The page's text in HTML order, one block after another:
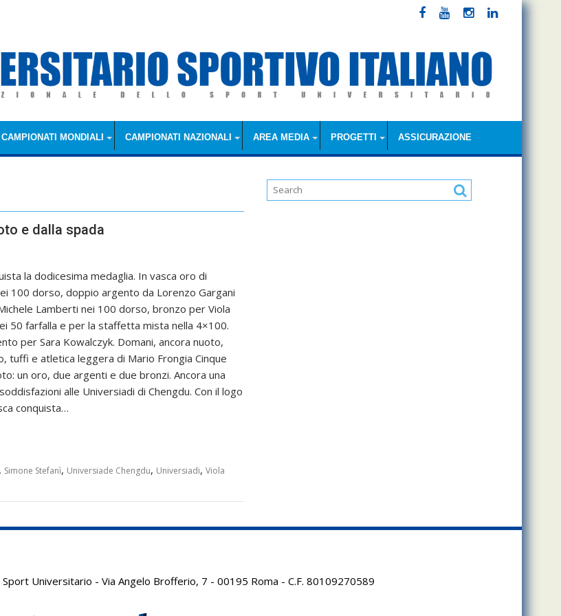
CAMPIONATI MONDIALI CAMPIONATI NAZIONALI AREA MEDIA PROGETTI ASSICURAZIONE
e dalla spada
la dodicesima medaglia. In vasca oro di
100 dorso, doppio argento da Lorenzo Gargani
Lamberti nei 100 dorso, bronzo per Viola
50 farfalla e per la staffetta mista nella 4×100.
per Sara Kowalczyk. Domani, ancora nuoto,
tuffi e atletica leggera di Mario Frongia Cinque
un oro, due argenti e due bronzi. Ancora una
alle Universiadi di Chengdu. Con il logo
conquista…
, Simone Stefanì, Universiade Chengdu, Universiadi, Viola
Universitario - Via Angelo Brofferio, 7 - 00195 Roma - C.F. 80109270589